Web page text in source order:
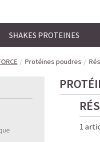
SHAKES PROTEINES
Protéines poudres
1